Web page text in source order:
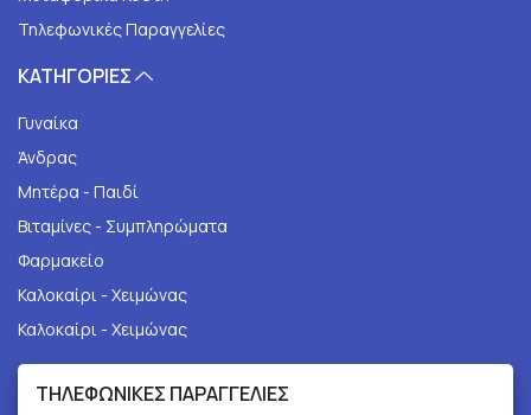
Τηλεφωνικές Παραγγελίες
ΚΑΤΗΓΟΡΙΕΣ
Γυναίκα
Άνδρας
Μητέρα - Παιδί
Βιταμίνες - Συμπληρώματα
Φαρμακείο
Καλοκαίρι - Χειμώνας
Καλοκαίρι - Χειμώνας
ΤΗΛΕΦΩΝΙΚΕΣ ΠΑΡΑΓΓΕΛΙΕΣ